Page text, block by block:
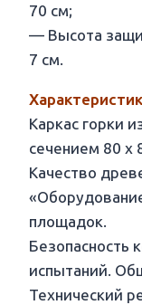
70 см;
— Высота
7 см.
Каркас горки
сечением 80 х
Качество
площадок.
Безопасность
испытаний.
Технический